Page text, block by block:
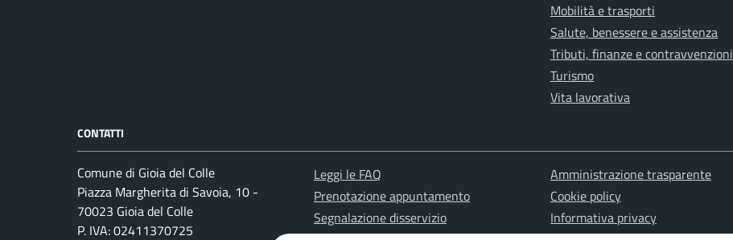
Mobilità e trasporti
Salute, benessere e assistenza
Tributi, finanze e contravvenzioni
Turismo
Vita lavorativa
CONTATTI
Comune di Gioia del Colle
Piazza Margherita di Savoia, 10 -
70023 Gioia del Colle
P. IVA: 02411370725
Leggi le FAQ
Prenotazione appuntamento
Segnalazione disservizio
Amministrazione trasparente
Cookie policy
Informativa privacy